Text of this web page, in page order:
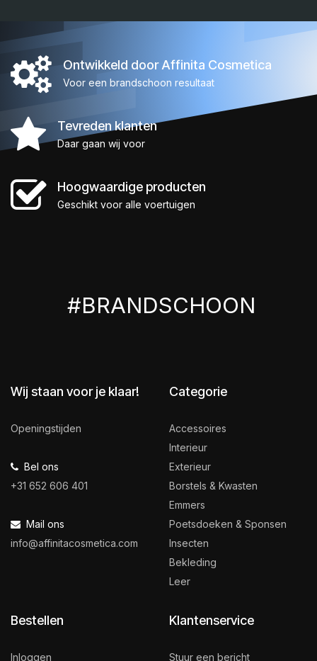
Ontwikkeld door Affinita Cosmetica
Voor een brandschoon resultaat
Tevreden klanten
Daar gaan wij voor
Hoogwaardige producten
Geschikt voor alle voertuigen
#BRANDSCHOON
Wij staan voor je klaar!
Openingstijden
Bel ons
+31 652 606 401
Mail ons
info@affinitacosmetica.com
Bestellen
Inloggen
Categorie
Accessoires
Interieur
Exterieur
Borstels & Kwasten
Emmers
Poetsdoeken & Sponsen
Insecten
Bekleding
Leer
Klantenservice
Stuur een bericht